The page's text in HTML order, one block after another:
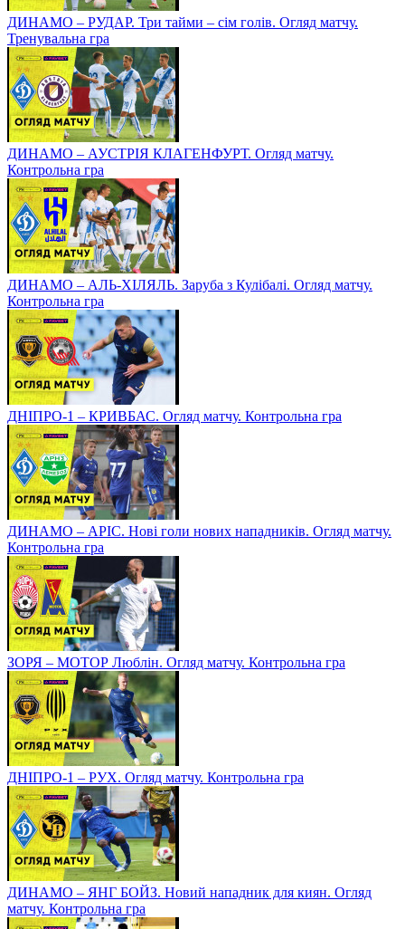
ДИНАМО – РУДАР. Три тайми – сім голів. Огляд матчу.
Тренувальна гра
ДИНАМО – АУСТРІЯ КЛАГЕНФУРТ. Огляд матчу.
Контрольна гра
ДИНАМО – АЛЬ-ХІЛЯЛЬ. Заруба з Кулібалі. Огляд матчу.
Контрольна гра
ДНІПРО-1 – КРИВБАС. Огляд матчу. Контрольна гра
ДИНАМО – АРІС. Нові голи нових нападників. Огляд матчу.
Контрольна гра
ЗОРЯ – МОТОР Люблін. Огляд матчу. Контрольна гра
ДНІПРО-1 – РУХ. Огляд матчу. Контрольна гра
ДИНАМО – ЯНГ БОЙЗ. Новий нападник для киян. Огляд
матчу. Контрольна гра